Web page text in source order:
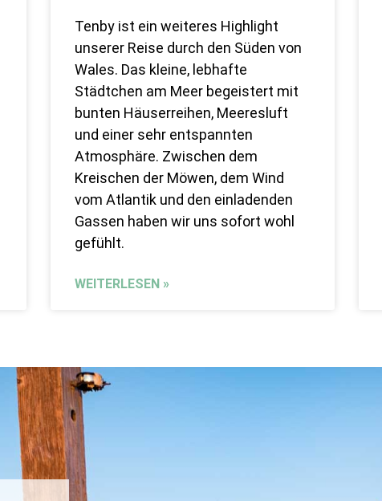
Tenby ist ein weiteres Highlight
unserer Reise durch den Süden von
Wales. Das kleine, lebhafte
Städtchen am Meer begeistert mit
bunten Häuserreihen, Meeresluft
und einer sehr entspannten
Atmosphäre. Zwischen dem
Kreischen der Möwen, dem Wind
vom Atlantik und den einladenden
Gassen haben wir uns sofort wohl
gefühlt.
WEITERLESEN »